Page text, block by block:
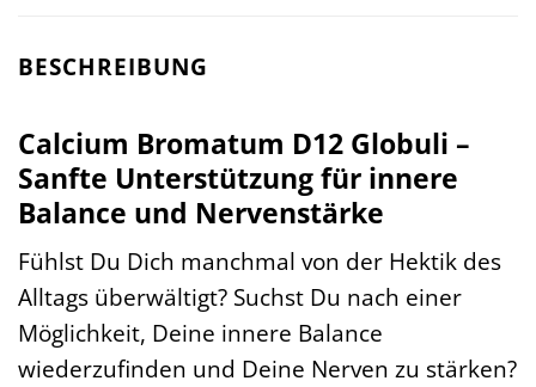
BESCHREIBUNG
Calcium Bromatum D12 Globuli –
Sanfte Unterstützung für innere
Balance und Nervenstärke
Fühlst Du Dich manchmal von der Hektik des
Alltags überwältigt? Suchst Du nach einer
Möglichkeit, Deine innere Balance
wiederzufinden und Deine Nerven zu stärken?